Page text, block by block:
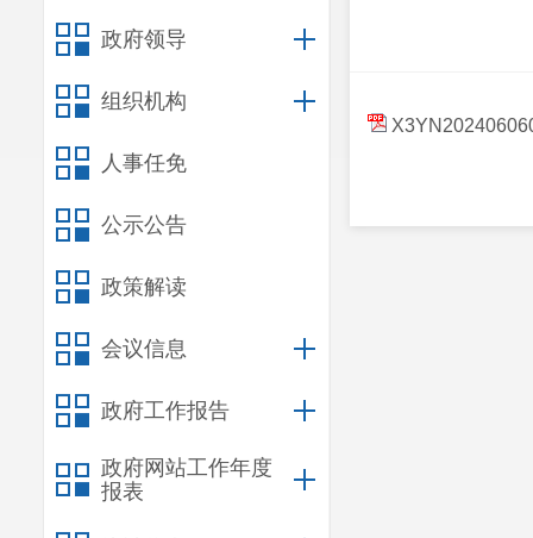
政府领导
组织机构
人事任免
公示公告
政策解读
会议信息
政府工作报告
政府网站工作年度
报表